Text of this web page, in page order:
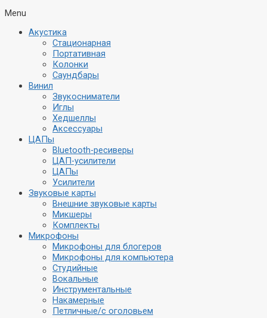
Menu
Акустика
Стационарная
Портативная
Колонки
Саундбары
Винил
Звукосниматели
Иглы
Хедшеллы
Аксессуары
ЦАПы
Bluetooth-ресиверы
ЦАП-усилители
ЦАПы
Усилители
Звуковые карты
Внешние звуковые карты
Микшеры
Комплекты
Микрофоны
Микрофоны для блогеров
Микрофоны для компьютера
Студийные
Вокальные
Инструментальные
Накамерные
Петличные/с оголовьем